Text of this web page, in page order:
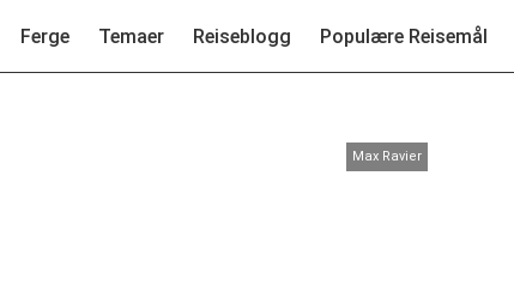
Ferge Temaer Reiseblogg Populære Reisemål
Max Ravier